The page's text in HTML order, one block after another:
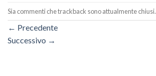
Sia commenti che trackback sono attualmente chiusi.
← Precedente
Successivo →